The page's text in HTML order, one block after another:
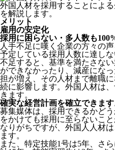
外国人材を採用することによ
を解説します。
メリット
雇用の安定化
採用に困らない・多人数も
人手不足に嘆く企業の方々の
予定している採用人数に達し
不足すると、基準を満たさな
ができなかったり、減産にな
担が増え、その人材まで離職
続に影響します。 外国人材は
きます。
確実な経営計画を確立できます
募集媒体は、採用できるかど
をかけても採用に至らないこ
なりがちですが、外国人人材
ます。
また、特定技能1号は5年、さ